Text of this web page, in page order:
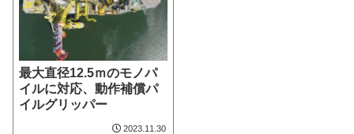
最大直径12.5ｍのモノパ
イルに対応、動作補償パ
イルグリッパー
2023.11.30